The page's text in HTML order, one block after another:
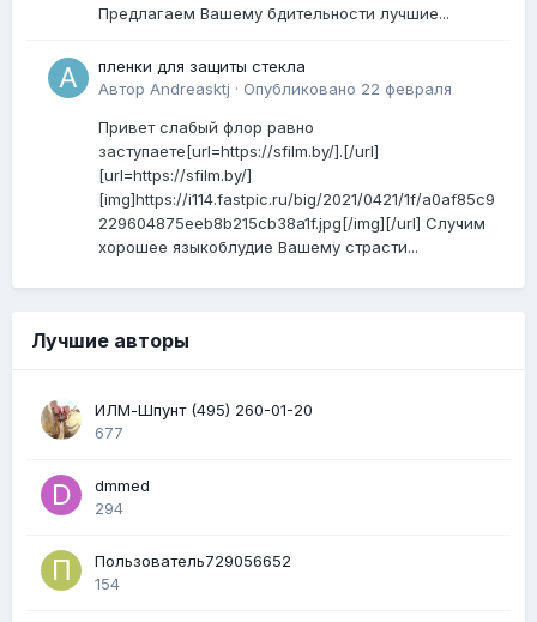
Предлагаем Вашему бдительности лучшие...
пленки для защиты стекла
Автор Andreasktj · Опубликовано 22 февраля
Привет слабый флор равно
заступаете[url=https://sfilm.by/].[/url]
[url=https://sfilm.by/]
[img]https://i114.fastpic.ru/big/2021/0421/1f/a0af85c9
229604875eeb8b215cb38a1f.jpg[/img][/url] Случим
хорошее языкоблудие Вашему страсти...
Лучшие авторы
ИЛМ-Шпунт (495) 260-01-20
677
dmmed
294
Пользователь729056652
154